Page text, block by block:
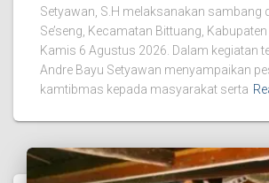
Setyawan, S.H melaksanakan sambang
Se’seng, Kecamatan Bittuang,
Kamis 6 Agustus 2026. Dalam kegiatan
Andre Bayu Setyawan menyampaikan
kamtibmas kepada masyarakat serta